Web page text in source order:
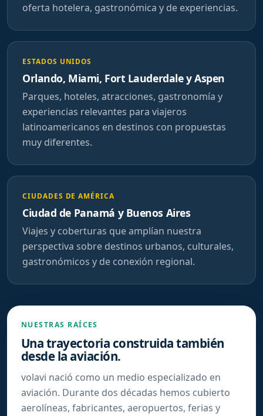
oferta hotelera, gastronómica y de experiencias.
ESTADOS UNIDOS
Orlando, Miami, Fort Lauderdale y Aspen
Parques, hoteles, atracciones, gastronomía y
experiencias relevantes para viajeros
latinoamericanos en destinos con propuestas
muy diferentes.
CIUDADES DE AMÉRICA
Ciudad de Panamá y Buenos Aires
Viajes y coberturas que amplían nuestra
perspectiva sobre destinos urbanos, culturales,
gastronómicos y de conexión regional.
NUESTRAS RAÍCES
Una trayectoria construida también
desde la aviación.
volavi nació como un medio especializado en
aviación. Durante dos décadas hemos cubierto
aerolíneas, fabricantes, aeropuertos, ferias y